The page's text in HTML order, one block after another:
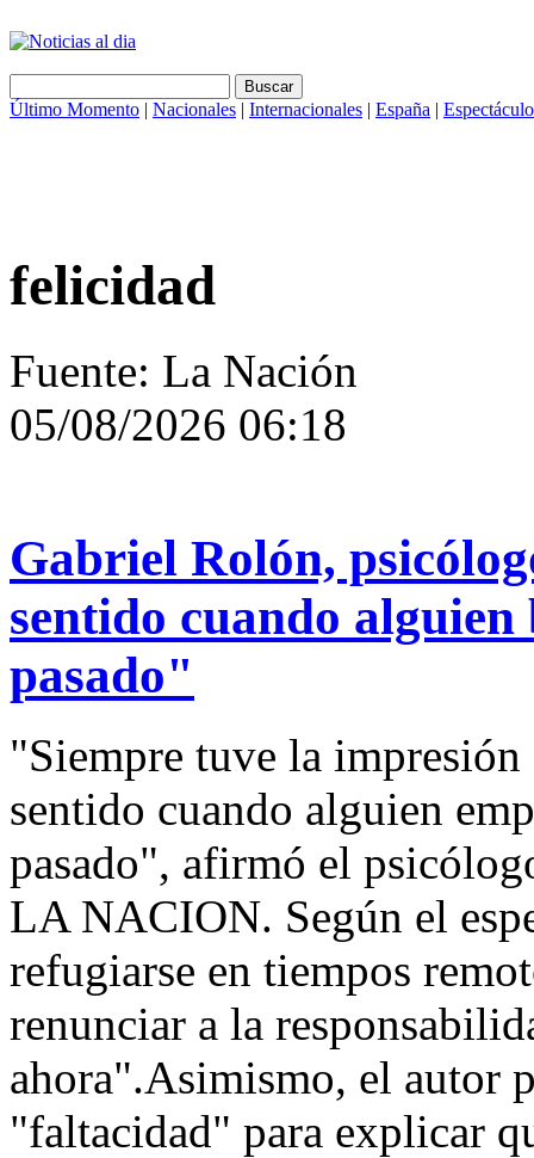
Último Momento | Nacionales | Internacionales | España |
felicidad
Fuente: La Nación
05/08/2026 06:18
Gabriel Rolón,
sentido cuando
pasado"
"Siempre tuve la
sentido cuando alguien
pasado", afirmó el
LA NACION. Según el
refugiarse en tiempos
renunciar a la
ahora".Asimismo, el autor
"faltacidad" para explicar